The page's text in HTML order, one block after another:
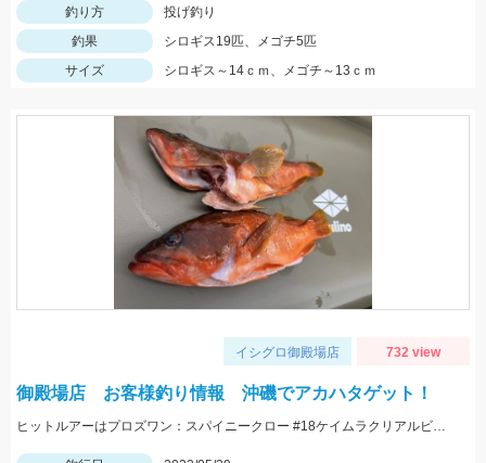
釣り方
投げ釣り
釣果
シロギス19匹、メゴチ5匹
サイズ
シロギス～14ｃｍ、メゴチ～13ｃｍ
イシグロ御殿場店 732 view
御殿場店 お客様釣り情報 沖磯でアカハタゲット！
ヒットルアーはプロズワン：スパイニークロー #18ケイムラクリアルビー 良型アカハタ おめでとうございます！